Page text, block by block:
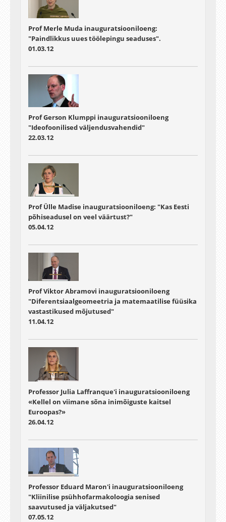
Prof Merle Muda inauguratsiooniloeng:
"Paindlikkus uues töölepingu seaduses".
01.03.12
Prof Gerson Klumppi inauguratsiooniloeng
"Ideofoonilised väljendusvahendid"
22.03.12
Prof Ülle Madise inauguratsiooniloeng: "Kas Eesti
põhiseadusel on veel väärtust?"
05.04.12
Prof Viktor Abramovi inauguratsiooniloeng
"Diferentsiaalgeomeetria ja matemaatilise füüsika
vastastikused mõjutused"
11.04.12
Professor Julia Laffranque'i inauguratsiooniloeng
«Kellel on viimane sõna inimõiguste kaitsel
Euroopas?»
26.04.12
Professor Eduard Maron'i inauguratsiooniloeng
"Kliinilise psühhofarmakoloogia senised
saavutused ja väljakutsed"
07.05.12